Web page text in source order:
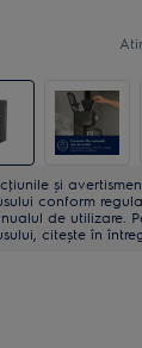
și
conform
de utilizare.
citește în